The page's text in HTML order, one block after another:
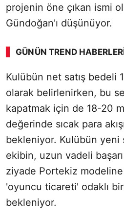
projenin öne çıkan ismi
Gündoğan'ı düşünüyor.
GÜNÜN TREND
00:02 / 03:53
Kulübün net satış bedeli
olarak belirlenirken, bu
kapatmak için de 18-20
değerinde sıcak para
bekleniyor. Kulübün yeni
ekibin, uzun vadeli
ziyade Portekiz
'oyuncu ticareti' odaklı
bekleniyor.